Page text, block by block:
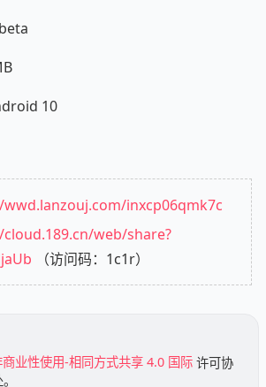
10
inxcp06qmk7c
web/share?
（访问码：1c1r）
业性使用-相同方式共享 4.0 国际 许可协